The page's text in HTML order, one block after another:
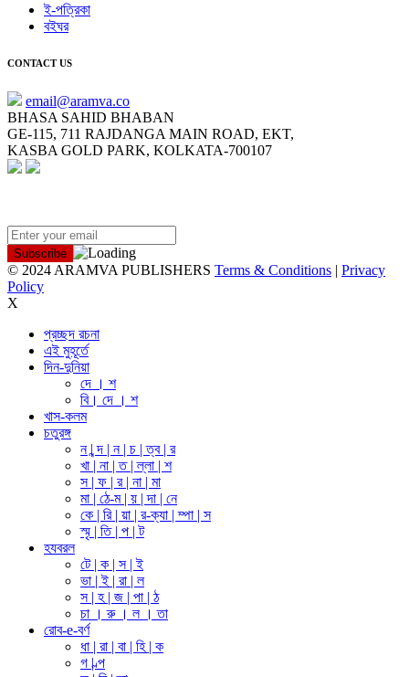
ই-পত্রিকা
বইঘর
CONTACT US
email@aramva.co
BHASA SAHID BHABAN
GE-115, 711 RAJDANGA MAIN ROAD, EKT,
KASBA GOLD PARK, KOLKATA-700107
© 2024 ARAMVA PUBLISHERS Terms & Conditions | Privacy
Policy
X
প্রচ্ছদ রচনা
এই মুহূর্তে
দিন-দুনিয়া
দে । শ
বি। দে । শ
খাস-কলম
চতুরঙ্গ
ন | ন্দ | ন | চ | ত্ব | র
খা | না | ত | ল্লা | শ
স | ফ | র | না | মা
মা | ঠে-ম | য় | দা | নে
কে | রি | য়া | র-ক্যা | ম্পা | স
স্মৃ | তি | প | ট
হযবরল
টে | ক | স | ই
ভা | ই | রা | ল
স | হ | জ | পা | ঠ
চা । রু । ল । তা
রোব-e-বর্ণ
ধা | রা | বা | হি | ক
গ | ল্প